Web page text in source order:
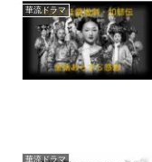
華流ドラマ
華流ドラマ